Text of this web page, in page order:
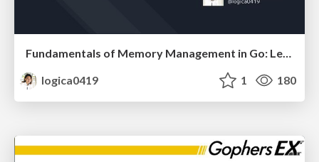
Fundamentals of Memory Management in Go: Learning Through the History
logica0419
1 180